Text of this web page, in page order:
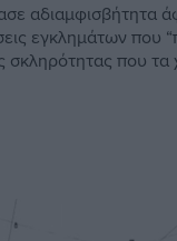
αδιαμφισβήτητα
εγκλημάτων που
σκληρότητας που τα